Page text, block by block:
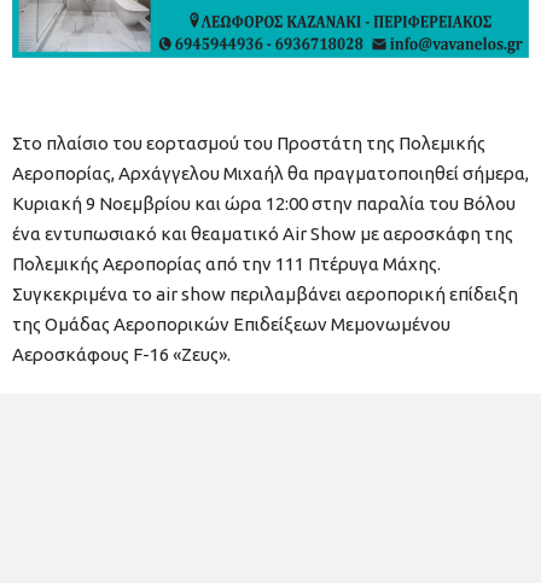
Στο πλαίσιο του εορτασμού του Προστάτη της Πολεμικής
Αεροπορίας, Αρχάγγελου Μιχαήλ θα πραγματοποιηθεί σήμερα,
Κυριακή 9 Νοεμβρίου και ώρα 12:00 στην παραλία του Βόλου
ένα εντυπωσιακό και θεαματικό Air Show με αεροσκάφη της
Πολεμικής Αεροπορίας από την 111 Πτέρυγα Μάχης.
Συγκεκριμένα το air show περιλαμβάνει αεροπορική επίδειξη
της Ομάδας Αεροπορικών Επιδείξεων Μεμονωμένου
Αεροσκάφους F-16 «Ζευς».